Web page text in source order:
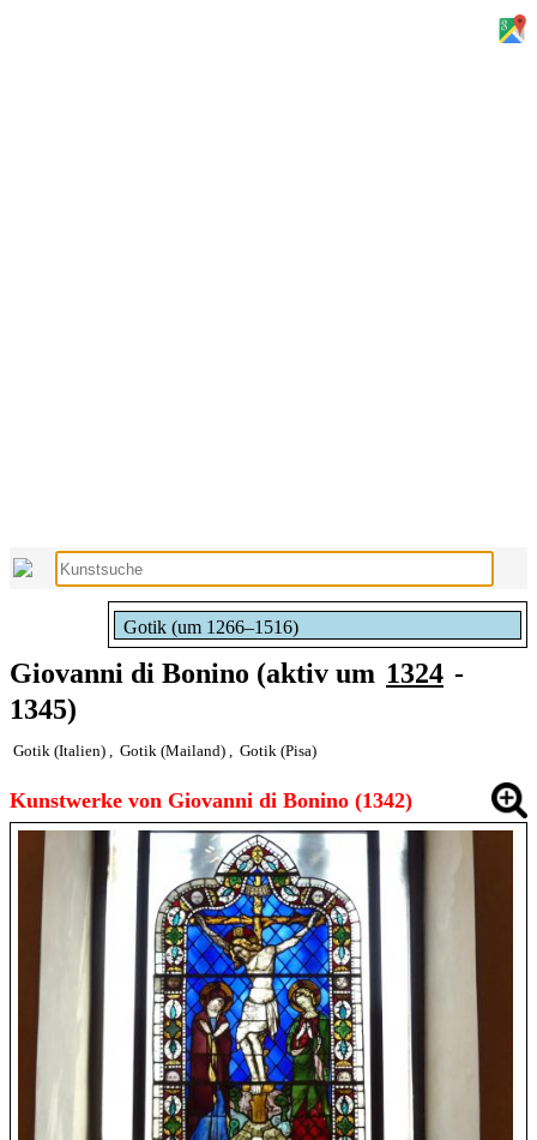
Gotik (um 1266–1516)
Giovanni di Bonino (aktiv um 1324 -
1345)
Gotik (Italien) , Gotik (Mailand) , Gotik (Pisa)
Kunstwerke von Giovanni di Bonino (1342)